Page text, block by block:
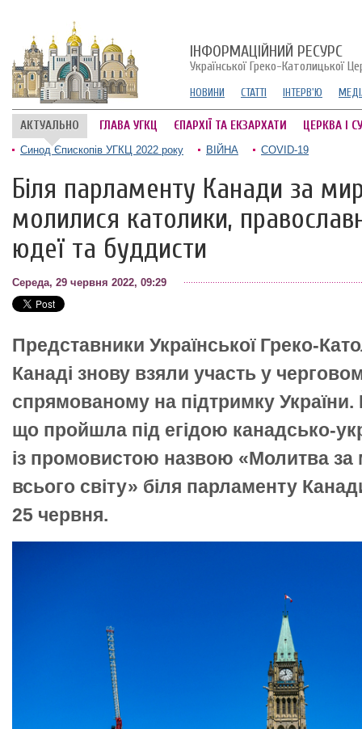
ІНФОРМАЦІЙНИЙ РЕСУРС
Української Греко-Католицької
НОВИНИ СТАТТІ ІНТЕРВ'Ю
АКТУАЛЬНО ГЛАВА УГКЦ ЄПАРХІЇ ТА ЕКЗАРХАТИ ЦЕРКВА І
Синод Єпископів УГКЦ 2022 року ВІЙНА COVID-19
Біля парламенту Канади за
молилися католики,
юдеї та буддисти
Середа, 29 червня 2022, 09:29
Представники Української Греко-
Канаді знову взяли участь у
спрямованому на підтримку
що пройшла під егідою канадсько-
із промовистою назвою «Молитва за
всього світу» біля парламенту
25 червня.